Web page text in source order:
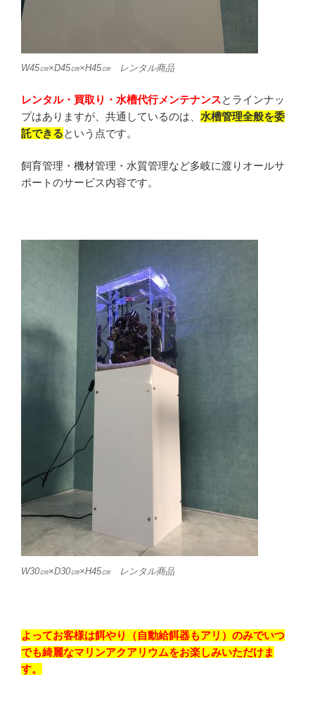
W45㎝×D45㎝×H45㎝ レンタル商品
レンタル・買取り・水槽代行メンテナンスとラインナッ
プはありますが、共通しているのは、 水槽管理全般を委
託できるという点です。
飼育管理・機材管理・水質管理など多岐に渡りオールサ
ポートのサービス内容です。
W30㎝×D30㎝×H45㎝ レンタル商品
よってお客様は餌やり（自動給餌器もアリ）のみでいつ
でも綺麗なマリンアクアリウムをお楽しみいただけま
す。